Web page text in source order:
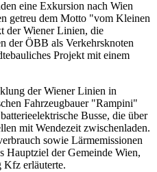
eine Exkursion nach Wien
getreu dem Motto "vom Kleinen
der Wiener Linien, die
der ÖBB als Verkehrsknoten
Projekt mit einem
der Wiener Linien in
Fahrzeugbauer "Rampini"
Busse, die über
mit Wendezeit zwischenladen.
sowie Lärmemissionen
Hauptziel der Gemeinde Wien,
Kfz erläuterte.